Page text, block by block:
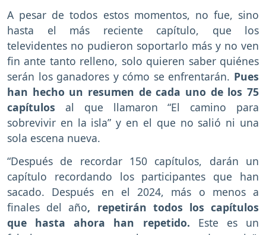
A pesar de todos estos momentos, no fue, sino
hasta el más reciente capítulo, que los
televidentes no pudieron soportarlo más y no ven
fin ante tanto relleno, solo quieren saber quiénes
serán los ganadores y cómo se enfrentarán. Pues
han hecho un resumen de cada uno de los 75
capítulos al que llamaron “El camino para
sobrevivir en la isla” y en el que no salió ni una
sola escena nueva.
“Después de recordar 150 capítulos, darán un
capítulo recordando los participantes que han
sacado. Después en el 2024, más o menos a
finales del año, repetirán todos los capítulos
que hasta ahora han repetido. Este es un